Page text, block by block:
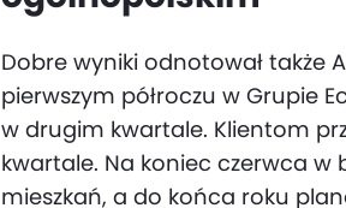
Dobre wyniki odnotował także
pierwszym półroczu w Grupie
w drugim kwartale. Klientom
kwartale. Na koniec czerwca w
mieszkań, a do końca roku